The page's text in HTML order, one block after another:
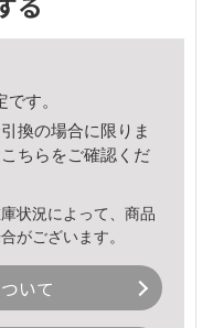
す。
換の場合に限りま
こちら をご確認くだ
状況によって、商品
がございます。
いて